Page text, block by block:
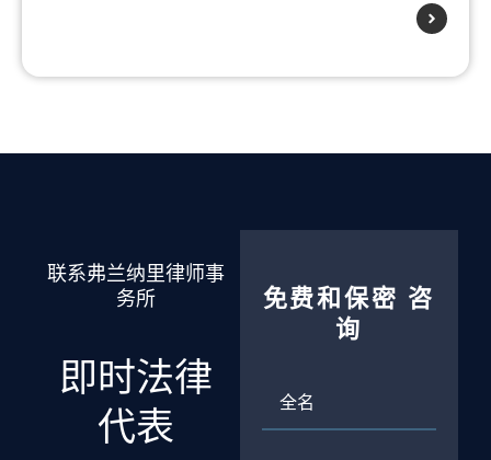
联系弗兰纳里律师事
务所
即时法律
代表
免费和保密 咨
询